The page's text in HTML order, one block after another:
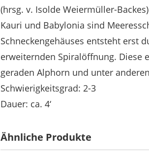
(hrsg. v. Isolde Weiermüller-Backes)
Kauri und Babylonia sind
Schneckengehäuses entsteht erst
erweiternden Spiralöffnung.
geraden Alphorn und unter
Schwierigkeitsgrad: 2-3
Dauer: ca. 4‘
Ähnliche Produkte